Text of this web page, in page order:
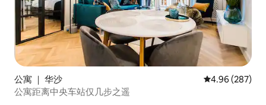
公寓 ｜ 华沙 平均评分 4.96
4.96 (287)
公寓距离中央车站仅几步之遥